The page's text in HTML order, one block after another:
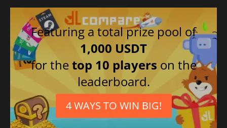
Featuring a total prize pool of
1,000 USDT
for thetop 10 players on the
leaderboard.
4 WAYS TO WIN BIG!